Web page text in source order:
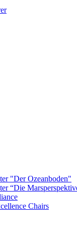
"Der Ozeanboden"
“Die
Chairs